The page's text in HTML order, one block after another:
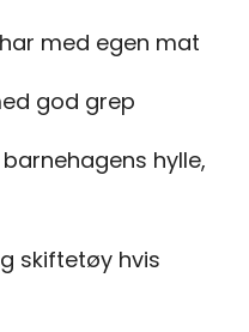
med egen mat
god grep
hylle,
skiftetøy hvis